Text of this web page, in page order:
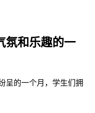
氛和乐趣的一
呈的一个月，学生们拥